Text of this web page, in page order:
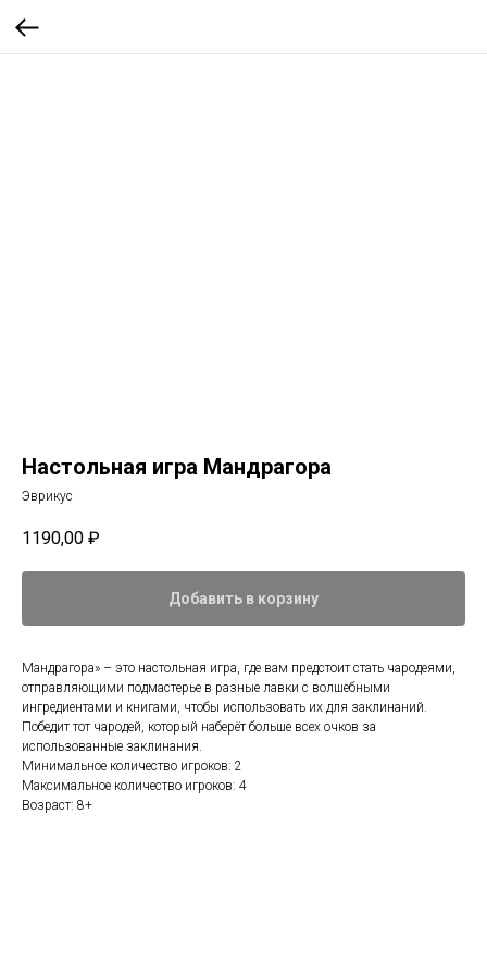
Настольная игра Мандрагора
Эврикус
1190,00 ₽
Добавить в корзину
Мандрагора» – это настольная игра, где вам предстоит стать чародеями,
отправляющими подмастерье в разные лавки с волшебными
ингредиентами и книгами, чтобы использовать их для заклинаний.
Победит тот чародей, который наберёт больше всех очков за
использованные заклинания.
Минимальное количество игроков: 2
Максимальное количество игроков: 4
Возраст: 8+